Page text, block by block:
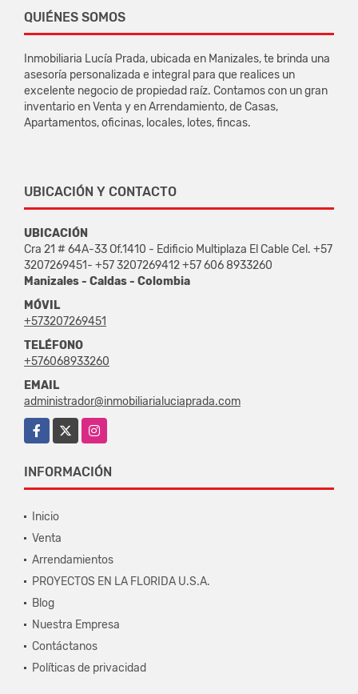
QUIÉNES SOMOS
Inmobiliaria Lucía Prada, ubicada en Manizales, te brinda una
asesoría personalizada e integral para que realices un
excelente negocio de propiedad raíz. Contamos con un gran
inventario en Venta y en Arrendamiento, de Casas,
Apartamentos, oficinas, locales, lotes, fincas.
UBICACIÓN Y CONTACTO
UBICACIÓN
Cra 21 # 64A-33 Of.1410 - Edificio Multiplaza El Cable Cel. +57
3207269451- +57 3207269412 +57 606 8933260
Manizales - Caldas - Colombia
MÓVIL
+573207269451
TELÉFONO
+576068933260
EMAIL
administrador@inmobiliarialuciaprada.com
Facebook
Instagram
INFORMACIÓN
Inicio
Venta
Arrendamientos
PROYECTOS EN LA FLORIDA U.S.A.
Blog
Nuestra Empresa
Contáctanos
Políticas de privacidad